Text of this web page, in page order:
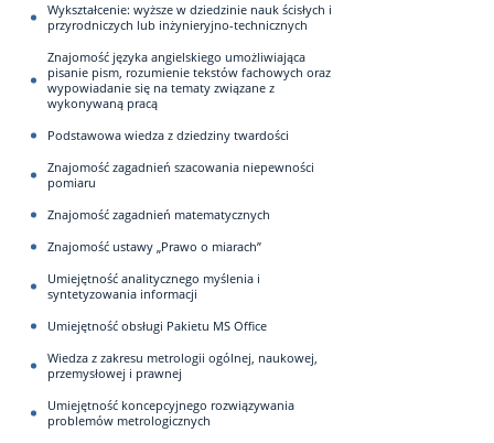
Wykształcenie: wyższe w dziedzinie nauk ścisłych i
przyrodniczych lub inżynieryjno-technicznych
Znajomość języka angielskiego umożliwiająca
pisanie pism, rozumienie tekstów fachowych oraz
wypowiadanie się na tematy związane z
wykonywaną pracą
Podstawowa wiedza z dziedziny twardości
Znajomość zagadnień szacowania niepewności
pomiaru
Znajomość zagadnień matematycznych
Znajomość ustawy „Prawo o miarach”
Umiejętność analitycznego myślenia i
syntetyzowania informacji
Umiejętność obsługi Pakietu MS Office
Wiedza z zakresu metrologii ogólnej, naukowej,
przemysłowej i prawnej
Umiejętność koncepcyjnego rozwiązywania
problemów metrologicznych